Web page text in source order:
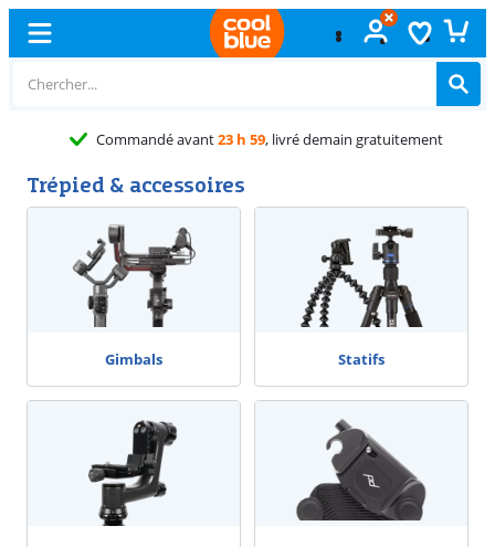
Commandé avant23 h 59, livré demain gratuitement
Trépied & accessoires
Gimbals Statifs